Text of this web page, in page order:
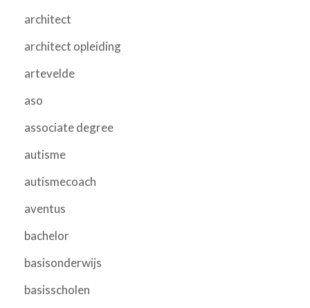
architect
architect opleiding
artevelde
aso
associate degree
autisme
autismecoach
aventus
bachelor
basisonderwijs
basisscholen